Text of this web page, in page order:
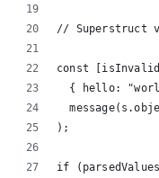
// Superstruct
const
{ hello:
);
if